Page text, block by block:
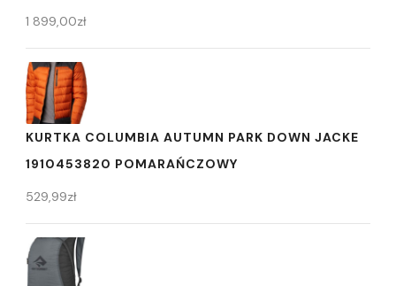
1 899,00zł
KURTKA COLUMBIA AUTUMN PARK DOWN JACKE
1910453820 POMARAŃCZOWY
529,99zł